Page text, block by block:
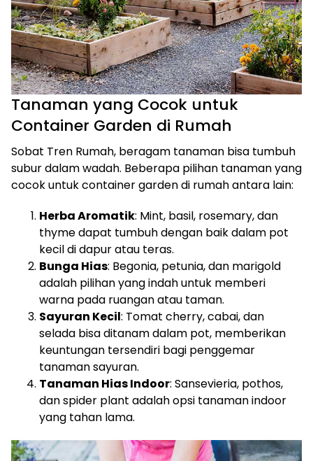
Tanaman yang Cocok untuk
Container Garden di Rumah
Sobat Tren Rumah, beragam tanaman bisa tumbuh
subur dalam wadah. Beberapa pilihan tanaman yang
cocok untuk container garden di rumah antara lain:
Herba Aromatik: Mint, basil, rosemary, dan
thyme dapat tumbuh dengan baik dalam pot
kecil di dapur atau teras.
Bunga Hias: Begonia, petunia, dan marigold
adalah pilihan yang indah untuk memberi
warna pada ruangan atau taman.
Sayuran Kecil: Tomat cherry, cabai, dan
selada bisa ditanam dalam pot, memberikan
keuntungan tersendiri bagi penggemar
tanaman sayuran.
Tanaman Hias Indoor: Sansevieria, pothos,
dan spider plant adalah opsi tanaman indoor
yang tahan lama.